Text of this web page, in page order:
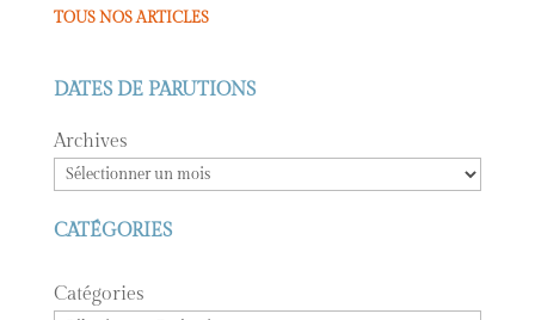
TOUS NOS ARTICLES
DATES DE PARUTIONS
Archives
CATÉGORIES
Catégories